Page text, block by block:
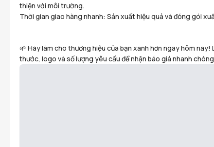
thiện với môi trường.
Thời gian giao hàng nhanh: Sản xuất hiệu quả và đóng gói
🌱 Hãy làm cho thương hiệu của bạn xanh hơn ngay hôm
thước, logo và số lượng yêu cầu để nhận báo giá nhanh chóng